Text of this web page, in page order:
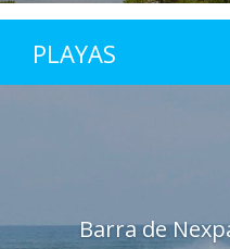
PLAYAS
Barra de